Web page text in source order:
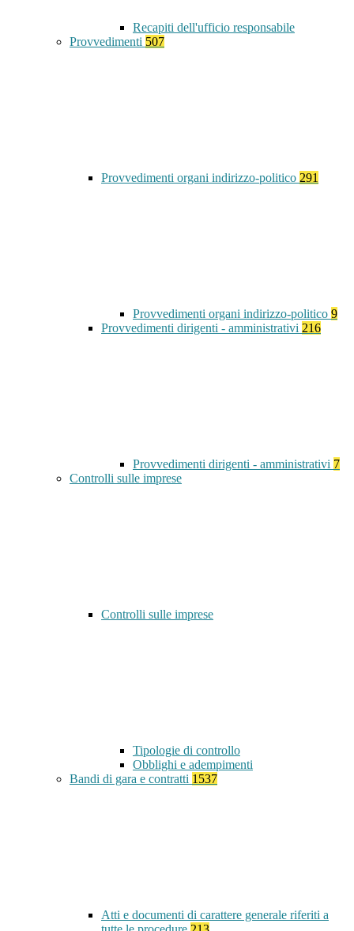
Recapiti dell'ufficio responsabile
Provvedimenti 507
Provvedimenti organi indirizzo-politico 291
Provvedimenti organi indirizzo-politico 9
Provvedimenti dirigenti - amministrativi 216
Provvedimenti dirigenti - amministrativi 7
Controlli sulle imprese
Controlli sulle imprese
Tipologie di controllo
Obblighi e adempimenti
Bandi di gara e contratti 1537
Atti e documenti di carattere generale riferiti a